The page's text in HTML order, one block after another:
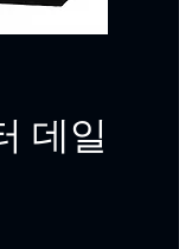
데일